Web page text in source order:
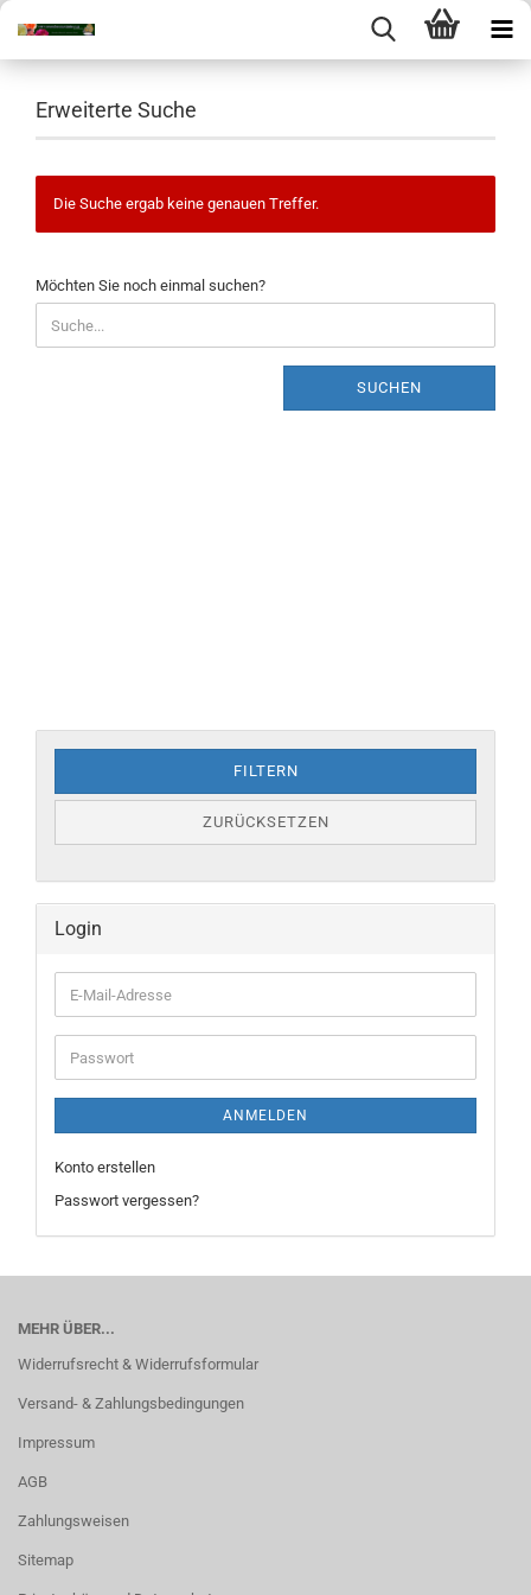
Erweiterte Suche
Die Suche ergab keine genauen Treffer.
MÖCHTEN
SIE
NOCH
EINMAL
Möchten Sie noch einmal suchen?
SUCHEN
FILTERN
ZURÜCKSETZEN
Login
E-
Mail-
Adresse
Passwort
ANMELDEN
Konto erstellen
Passwort vergessen?
MEHR ÜBER...
Widerrufsrecht & Widerrufsformular
Versand- & Zahlungsbedingungen
Impressum
AGB
Zahlungsweisen
Sitemap